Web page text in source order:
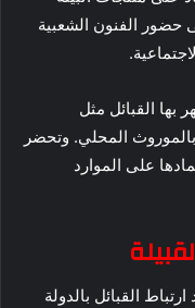
حضور الفنون الشعبية
بها القبائل مثل
المحلي. وتحضر
على الموارد
القبائل بالدولة